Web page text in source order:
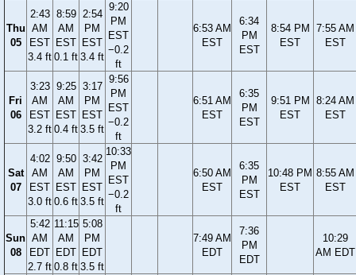
Thu
05
2:43
AM
EST
3.4 ft
8:59
AM
EST
0.1 ft
2:54
PM
EST
3.4 ft
9:20
PM
EST
−0.2
ft
6:53 AM
EST
6:34
PM
EST
8:54 PM
EST
7:55 AM
EST
Fri
06
3:23
AM
EST
3.2 ft
9:25
AM
EST
0.4 ft
3:17
PM
EST
3.5 ft
9:56
PM
EST
−0.2
ft
6:51 AM
EST
6:35
PM
EST
9:51 PM
EST
8:24 AM
EST
Sat
07
4:02
AM
EST
3.0 ft
9:50
AM
EST
0.6 ft
3:42
PM
EST
3.5 ft
10:33
PM
EST
−0.2
ft
6:50 AM
EST
6:35
PM
EST
10:48 PM
EST
8:55 AM
EST
Sun
08
5:42
AM
EDT
2.7 ft
11:15
AM
EDT
0.8 ft
5:08
PM
EDT
3.5 ft
7:49 AM
EDT
7:36
PM
EDT
10:29
AM EDT